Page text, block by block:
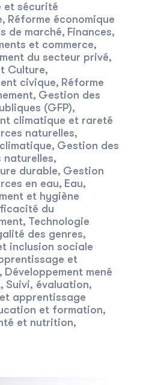
et sécurité
, Réforme économique
de marché, Finances,
et commerce,
du secteur privé,
Culture,
civique, Réforme
, Gestion des
(GFP),
climatique et rareté
naturelles,
, Gestion des
naturelles,
durable, Gestion
en eau, Eau,
et hygiène
du
, Technologie
des genres,
inclusion sociale
et
, Développement mené
, Suivi, évaluation,
apprentissage
et formation,
et nutrition,